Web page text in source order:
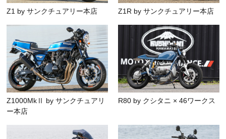
Z1 by サンクチュアリー本店 Z1R by サンクチュアリー本店
Z1000MkⅡ by サンクチュアリ
ー本店
R80 by クシタニ × 46ワークス